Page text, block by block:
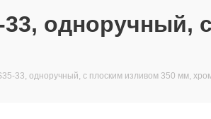
одноручный,
33, одноручный, с плоским изливом 350 мм,